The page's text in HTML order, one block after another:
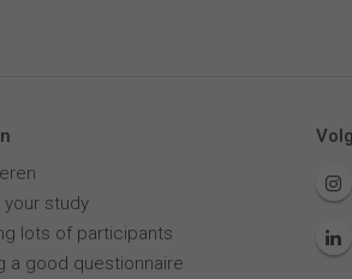
study
lots of participants
a good questionnaire